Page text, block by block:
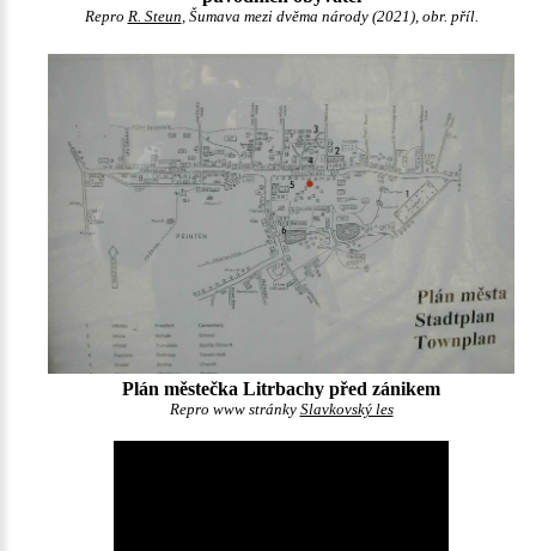
Repro R. Steun, Šumava mezi dvěma národy (2021), obr. příl.
Plán městečka Litrbachy před zánikem
Repro www stránky Slavkovský les